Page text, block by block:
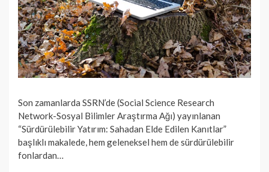
Son zamanlarda SSRN’de (Social Science Research
Network-Sosyal Bilimler Araştırma Ağı) yayınlanan
“Sürdürülebilir Yatırım: Sahadan Elde Edilen Kanıtlar”
başlıklı makalede, hem geleneksel hem de sürdürülebilir
fonlardan…